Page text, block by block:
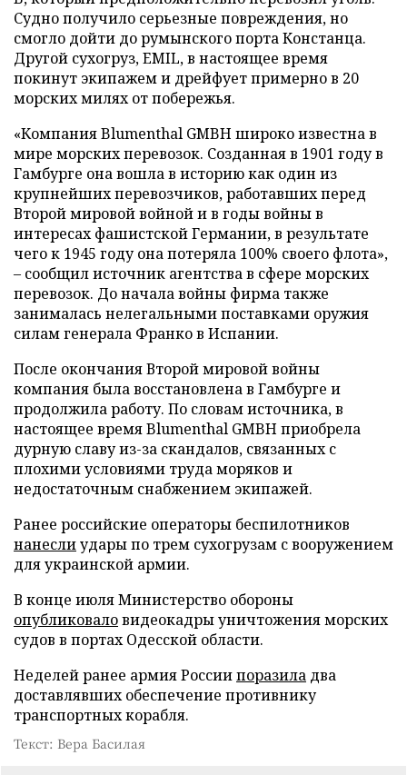
Судно получило серьезные повреждения, но
смогло дойти до румынского порта Констанца.
Другой сухогруз, EMIL, в настоящее время
покинут экипажем и дрейфует примерно в 20
морских милях от побережья.
«Компания Blumenthal GMBH широко известна в
мире морских перевозок. Созданная в 1901 году в
Гамбурге она вошла в историю как один из
крупнейших перевозчиков, работавших перед
Второй мировой войной и в годы войны в
интересах фашистской Германии, в результате
чего к 1945 году она потеряла 100% своего флота»,
– сообщил источник агентства в сфере морских
перевозок. До начала войны фирма также
занималась нелегальными поставками оружия
силам генерала Франко в Испании.
После окончания Второй мировой войны
компания была восстановлена в Гамбурге и
продолжила работу. По словам источника, в
настоящее время Blumenthal GMBH приобрела
дурную славу из-за скандалов, связанных с
плохими условиями труда моряков и
недостаточным снабжением экипажей.
Ранее российские операторы беспилотников
нанеслиудары по трем сухогрузам с вооружением
для украинской армии.
В конце июля Министерство обороны
опубликоваловидеокадры уничтожения морских
судов в портах Одесской области.
Неделей ранее армия Россиипоразила два
доставлявших обеспечение противнику
транспортных корабля.
Текст: Вера Басилая